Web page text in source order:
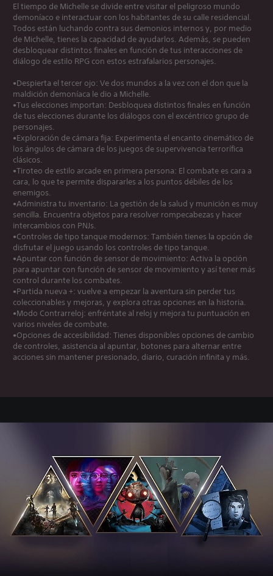
El tiempo de Michelle se divide entre visitar el peligroso mundo
demoníaco e interactuar con los habitantes de su calle residencial.
Todos están luchando contra sus demonios internos y, por medio
de Michelle, tienes la capacidad de ayudarlos. Además, se pueden
desbloquear distintos finales en función de tus interacciones de
diálogo de estilo RPG con estos estrafalarios personajes.
•Despierta el tercer ojo: Ve dos mundos a la vez con el don que la
maldición demoníaca le dio a Michelle.
•Tus elecciones importan: Desbloquea distintos finales en función
de tus elecciones durante los diálogos con el excéntrico grupo de
personajes.
•Exploración de cámara fija: Experimenta el encanto cinemático de
los ángulos de cámara de los juegos de supervivencia terrorífica
clásicos.
•Tiroteo de estilo arcade en primera persona: El combate es cara a
cara, lo que te permite dispararles a los puntos débiles de los
enemigos.
•Administra tu inventario: La gestión de la salud y munición es muy
sencilla. Encuentra objetos para resolver rompecabezas y hacer
intercambios con PNJs.
•Controles de tipo tanque modernos: También tienes la opción de
disfrutar el juego usando los controles de tipo tanque.
•Apuntar con función de sensor de movimiento: Activa la opción
para apuntar con función de sensor de movimiento y así tener más
control durante los combates.
•Partida nueva +: vuelve a empezar la aventura sin perder tus
coleccionables y mejoras, y explora otras opciones en la historia.
•Modo Contrarreloj: enfréntate al reloj y mejora tu puntuación en
varios niveles de combate.
•Opciones de accesibilidad: Tienes disponibles opciones de cambio
de controles, asistencia al apuntar, botones para alternar entre
acciones sin mantener presionado, diario, curación infinita y más.